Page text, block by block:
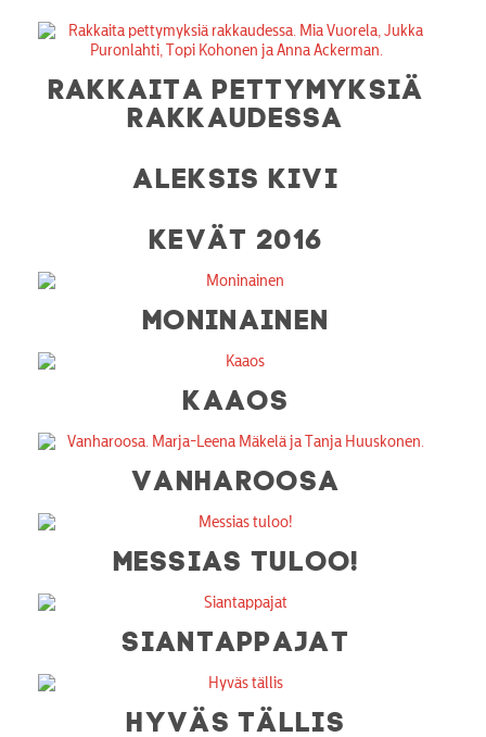
RAKKAITA PETTYMYKSIÄ
RAKKAUDESSA
ALEKSIS KIVI
KEVÄT 2016
MONINAINEN
KAAOS
VANHAROOSA
MESSIAS TULOO!
SIANTAPPAJAT
HYVÄS TÄLLIS